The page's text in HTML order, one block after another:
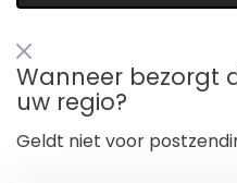
Wanneer bezorgt
uw regio?
Geldt niet voor